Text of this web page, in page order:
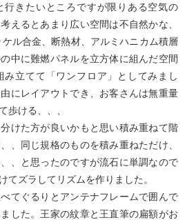
行きたいところですが限りある空気の
えるとあまり広い空間は不自然かな、
ル合金、断熱材、アルミハニカム積層
中に難燃パネルを立方体に組んだ空間
み立てて「ワンフロア」としてみまし
にレイアウトでき、お客さんは無重量
歩ける、、、
けた方が良いかもと思い積み重ねて階
、同じ規格のものを積み重ねただけ、
、と思ったのですが流石に単調なので
てズラしてリズムを作りました。
てぐるりとアンテナフレームで囲んで
した。王家の紋章と王直筆の扁額がお